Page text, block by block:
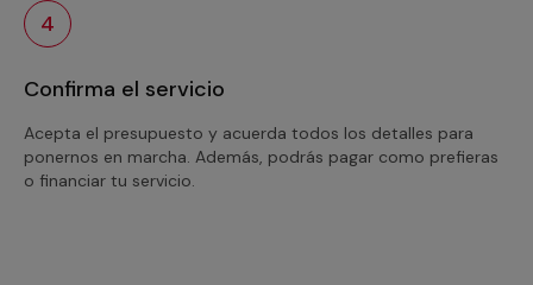
4
Confirma el servicio
Acepta el presupuesto y acuerda todos los detalles para
ponernos en marcha. Además, podrás pagar como prefieras
o financiar tu servicio.